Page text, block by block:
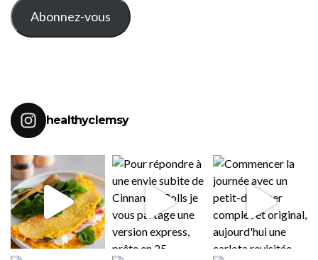
Abonnez-vous
healthyclemsy